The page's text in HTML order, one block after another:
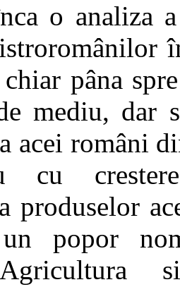
o analiza
pâna
mediu, dar
acei români
cu
produselor
popor